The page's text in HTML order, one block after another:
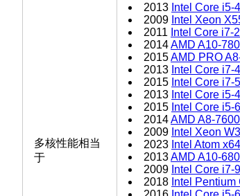
多核性能相当
于
2013 Intel Core i5-
2009 Intel Xeon
2011 Intel Core i7-
2014AMD A10-
2015AMD PRO
2013 Intel Core i7-
2015 Intel Core i7-
2013 Intel Core i5-
2015 Intel Core i5-
2014AMD A8-
2009 Intel Xeon
2023 Intel Atom
2013AMD A10-
2009 Intel Core i7-
2018 Intel